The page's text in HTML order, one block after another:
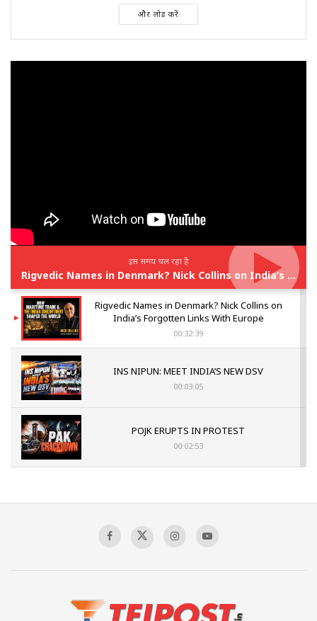
और लोड करें
इस समय चल रहा है
Rigvedic Names in Denmark? Nick Collins on India’s Forgotten Links With Europe
Rigvedic Names in Denmark? Nick Collins on
India’s Forgotten Links With Europe
00:32:39
INS NIPUN: MEET INDIA’S NEW DSV
00:03:05
POJK ERUPTS IN PROTEST
00:02:53
Sagar